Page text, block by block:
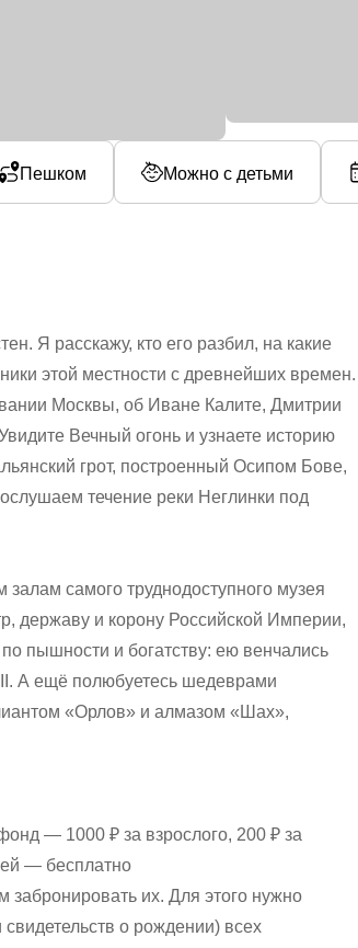
Пешком Можно с детьми
Я расскажу, кто его разбил, на какие
этой местности с древнейших времен.
Москвы, об Иване Калите, Дмитрии
Вечный огонь и узнаете историю
грот, построенный Осипом Бове,
течение реки Неглинки под
залам самого труднодоступного музея
державу и корону Российской Империи,
пышности и богатству: ею венчались
А ещё полюбуетесь шедеврами
«Орлов» и алмазом «Шах»,
— 1000 ₽ за взрослого, 200 ₽ за
— бесплатно
их. Для этого нужно
о рождении) всех